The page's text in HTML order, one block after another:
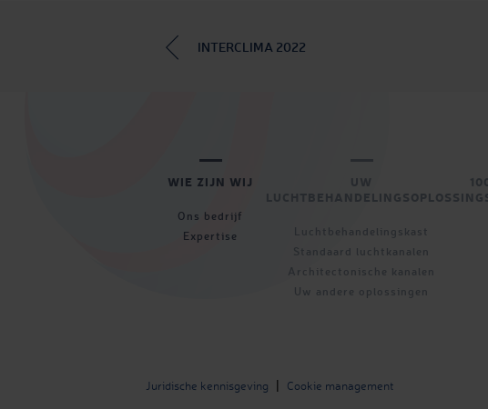
INTERCLIMA 2022
WIE ZIJN WIJ
Ons bedrijf
Expertise
UW
Luchtbehandelingskast
Standaard luchtkanalen
Architectonische kanalen
Uw andere oplossingen
Juridische kennisgeving | Cookie management